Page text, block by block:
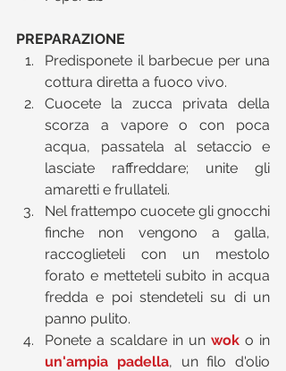
PREPARAZIONE
Predisponete il barbecue per una
cottura diretta a fuoco vivo.
Cuocete la zucca privata della
scorza a vapore o con poca
acqua, passatela al setaccio e
lasciate raffreddare; unite gli
amaretti e frullateli.
Nel frattempo cuocete gli gnocchi
finche non vengono a galla,
raccoglieteli con un mestolo
forato e metteteli subito in acqua
fredda e poi stendeteli su di un
panno pulito.
Ponete a scaldare in un wok
un'ampia padella, un filo d'olio